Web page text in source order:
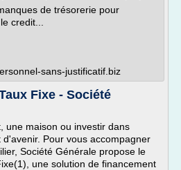
de trésorerie pour
credit...
sans-justificatif.biz
Fixe - Société
une maison ou investir dans
Pour vous accompagner
Société Générale propose le
une solution de financement